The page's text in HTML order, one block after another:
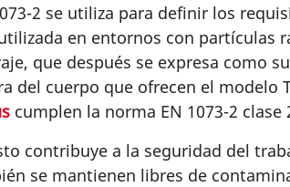
2 se utiliza para definir los
en entornos con partículas
que después se expresa como
del cuerpo que ofrecen el modelo
cumplen la norma EN 1073-2
contribuye a la seguridad del
se mantienen libres de